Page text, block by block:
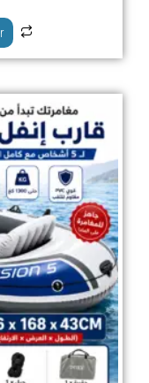
د.ج 60.000,00.
prix
actuel
est :